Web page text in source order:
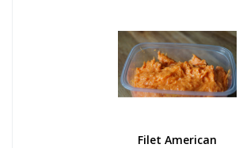
Filet American